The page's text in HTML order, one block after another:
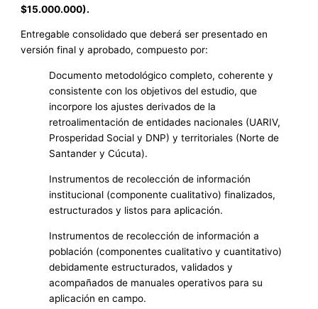
$15.000.000).
Entregable consolidado que deberá ser presentado en
versión final y aprobado, compuesto por:
Documento metodológico completo, coherente y
consistente con los objetivos del estudio, que
incorpore los ajustes derivados de la
retroalimentación de entidades nacionales (UARIV,
Prosperidad Social y DNP) y territoriales (Norte de
Santander y Cúcuta).
Instrumentos de recolección de información
institucional (componente cualitativo) finalizados,
estructurados y listos para aplicación.
Instrumentos de recolección de información a
población (componentes cualitativo y cuantitativo)
debidamente estructurados, validados y
acompañados de manuales operativos para su
aplicación en campo.